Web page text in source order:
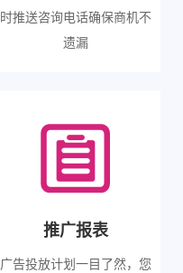
时推送咨询电话确保商机不
遗漏
推广报表
广告投放计划一目了然，您